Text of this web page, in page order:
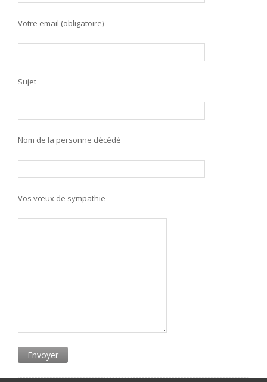
Votre email (obligatoire)
Sujet
Nom de la personne décédé
Vos vœux de sympathie